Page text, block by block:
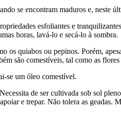
se encontram maduros e, neste
esfoliantes e
horas, lavá-lo e secá-lo à sombra.
quiabos ou pepinos. Porém,
são comestíveis, tal como as flores
se um óleo comestível.
de ser cultivada sob sol
e trepar. Não tolera as geadas.